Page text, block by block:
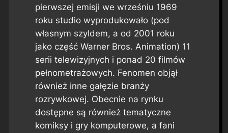
pierwszej emisji we wrześniu 1969
roku studio wyprodukowało (pod
własnym szyldem, a od 2001 roku
jako część Warner Bros. Animation) 11
serii telewizyjnych i ponad 20 filmów
pełnometrażowych. Fenomen objął
również inne gałęzie branży
rozrywkowej. Obecnie na rynku
dostępne są również tematyczne
komiksy i gry komputerowe, a fani